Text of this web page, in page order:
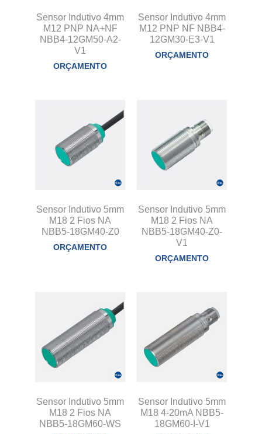
Sensor Indutivo 4mm
M12 PNP NA+NF
NBB4-12GM50-A2-
V1
ORÇAMENTO
Sensor Indutivo 4mm
M12 PNP NF NBB4-
12GM30-E3-V1
ORÇAMENTO
Sensor Indutivo 5mm
M18 2 Fios NA
NBB5-18GM40-Z0
ORÇAMENTO
Sensor Indutivo 5mm
M18 2 Fios NA
NBB5-18GM40-Z0-
V1
ORÇAMENTO
Sensor Indutivo 5mm
M18 2 Fios NA
NBB5-18GM60-WS
Sensor Indutivo 5mm
M18 4-20mA NBB5-
18GM60-I-V1